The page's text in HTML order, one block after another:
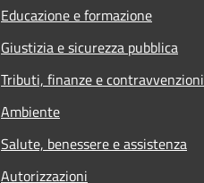
Educazione e formazione
Giustizia e sicurezza pubblica
Tributi, finanze e contravvenzioni
Ambiente
Salute, benessere e assistenza
Autorizzazioni